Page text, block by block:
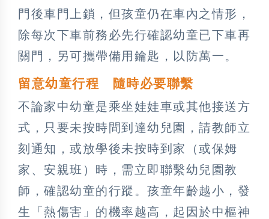
門後車門上鎖，但孩童仍在車內之情形，
除每次下車前務必先行確認幼童已下車再
關門，另可攜帶備用鑰匙，以防萬一。
留意幼童行程 隨時必要聯繫
不論家中幼童是乘坐娃娃車或其他接送方
式，只要未按時間到達幼兒園，請教師立
刻通知，或放學後未按時到家（或保姆
家、安親班）時，需立即聯繫幼兒園教
師，確認幼童的行蹤。孩童年齡越小，發
生「熱傷害」的機率越高，起因於中樞神